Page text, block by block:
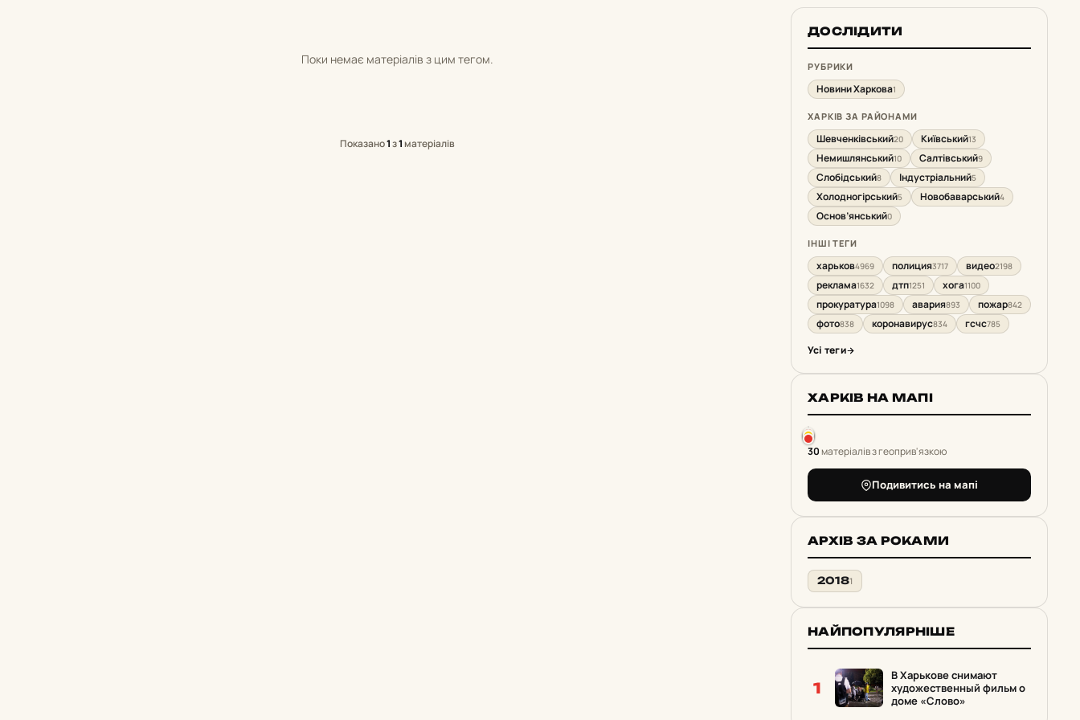
Поки немає матеріалів з цим тегом.
Показано1з1матеріалів
ДОСЛІДИТИ
РУБРИКИ
Новини Харкова1
ХАРКІВ ЗА РАЙОНАМИ
Шевченківський20 Київський13
Немишлянський10 Салтівський9
Слобідський8 Індустріальний5
Холодногірський5 Новобаварський4
Основ’янський0
ІНШІ ТЕГИ
харьков4969 полиция3717 видео2198
реклама1632 дтп1251 хога1100
прокуратура1098 авария893 пожар842
фото838 коронавирус834 гсчс785
Усі теги
ХАРКІВ НА МАПІ
30матеріалів з геоприв'язкою
Подивитись на мапі
АРХІВ ЗА РОКАМИ
20181
НАЙПОПУЛЯРНІШЕ
1
В Харькове снимают
художественный фильм о
доме «Слово»